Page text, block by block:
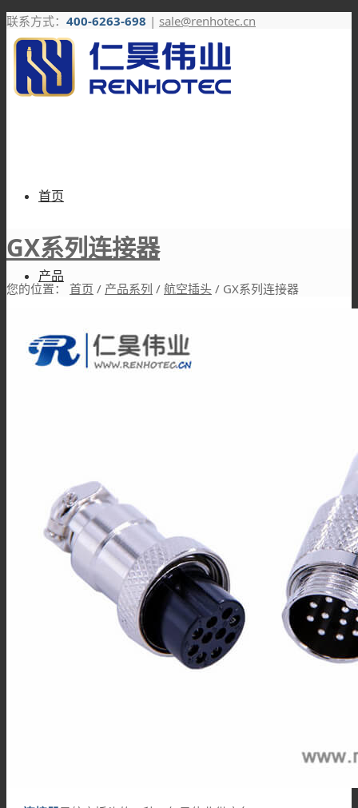
联系方式： 400-6263-698 | sale@renhotec.cn
首页
产品
RF连接器
TNC连接器
SMA连接器
GX系列连接器
您的位置： 首页 / 产品系列 / 航空插头 / GX系列连接器